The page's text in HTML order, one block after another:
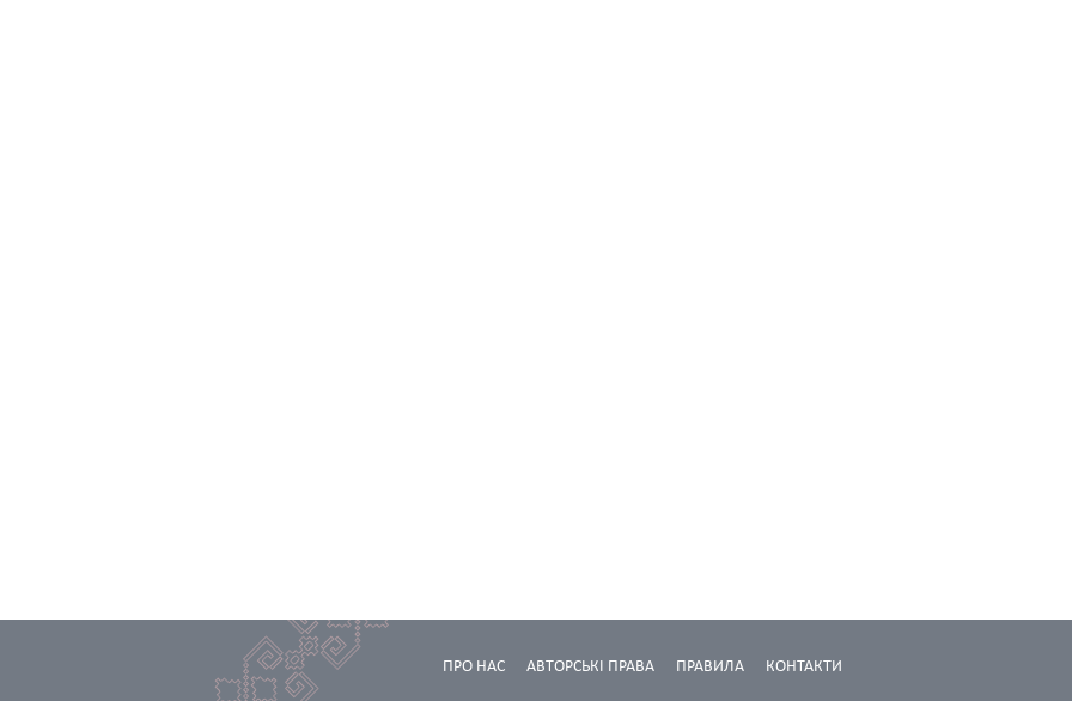
КОНТАКТИ
ПРАВИЛА
АВТОРСЬКІ ПРАВА
ПРО НАС